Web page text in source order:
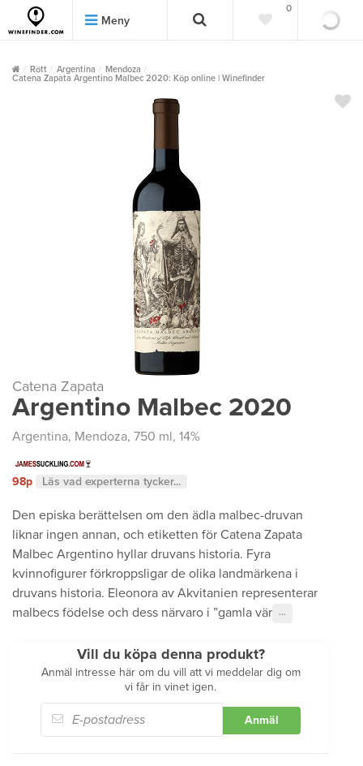
Meny
0
Rött Argentina
Mendoza
Catena Zapata Argentino Malbec 2020: Köp online | Winefinder
Catena Zapata
Argentino Malbec 2020
Argentina, Mendoza, 750 ml, 14%
98p Läs vad experterna tycker...
Den episka berättelsen om den ädla malbec-druvan
liknar ingen annan, och etiketten för Catena Zapata
Malbec Argentino hyllar druvans historia. Fyra
kvinnofigurer förkroppsligar de olika landmärkena i
druvans historia. Eleonora av Akvitanien representerar
malbecs födelse och dess närvaro i ”gamla vär
···
Vill du köpa denna produkt?
Anmäl intresse här om du vill att vi meddelar dig om
vi får in vinet igen.
Anmäl
""